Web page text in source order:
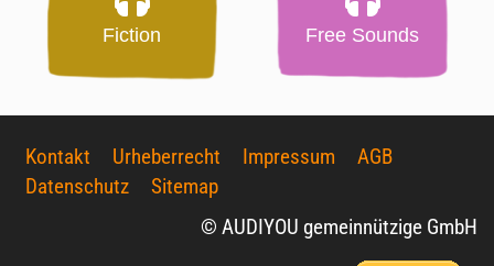
Fiction Free Sounds
Kontakt Urheberrecht Impressum
AGB
Datenschutz
Sitemap
© AUDIYOU gemeinnützige GmbH